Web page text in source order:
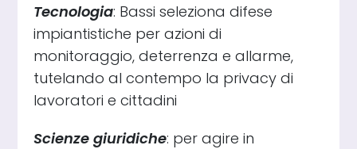
Tecnologia: Bassi seleziona difese
impiantistiche per azioni di
monitoraggio, deterrenza e allarme,
tutelando al contempo la privacy di
lavoratori e cittadini
Scienze giuridiche: per agire in